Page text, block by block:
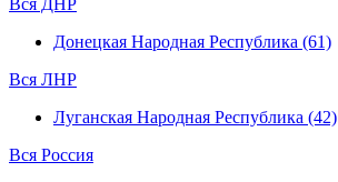
Вся ДНР
Донецкая Народная Республика (61)
Вся ЛНР
Луганская Народная Республика (42)
Вся Россия